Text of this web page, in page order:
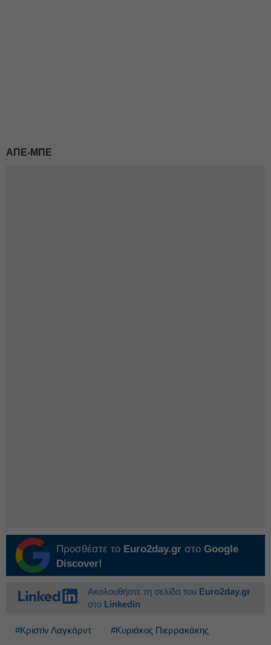
ΑΠΕ-ΜΠΕ
Προσθέστε το Euro2day.gr στο Google
Discover!
Ακολουθήστε τη σελίδα του Euro2day.gr
στο Linkedin
#Κριστίν Λαγκάρντ #Κυριάκος Πιερρακάκης